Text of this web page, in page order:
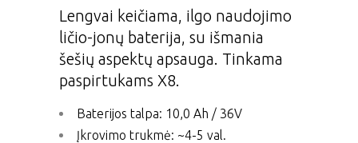
Lengvai keičiama, ilgo naudojimo
ličio-jonų baterija, su išmania
šešių aspektų apsauga. Tinkama
paspirtukams X8.
Baterijos talpa: 10,0 Ah / 36V
Įkrovimo trukmė: ~4-5 val.